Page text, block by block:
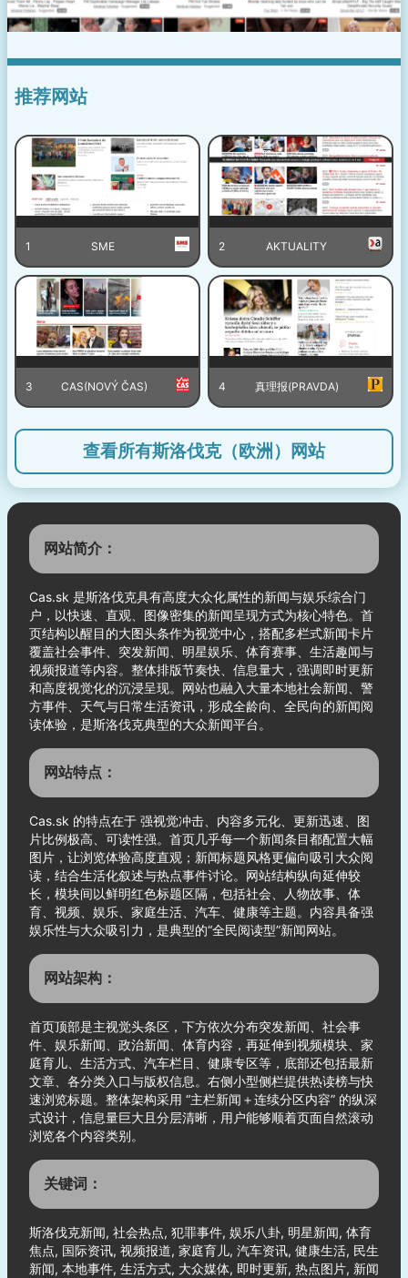
推荐网站
1 SME 2 AKTUALITY
3 CAS(NOVÝ ČAS) 4 真理报(PRAVDA)
查看所有斯洛伐克（欧洲）网站
网站简介：
Cas.sk 是斯洛伐克具有高度大众化属性的新闻与娱乐综合门
户，以快速、直观、图像密集的新闻呈现方式为核心特色。首
页结构以醒目的大图头条作为视觉中心，搭配多栏式新闻卡片
覆盖社会事件、突发新闻、明星娱乐、体育赛事、生活趣闻与
视频报道等内容。整体排版节奏快、信息量大，强调即时更新
和高度视觉化的沉浸呈现。网站也融入大量本地社会新闻、警
方事件、天气与日常生活资讯，形成全龄向、全民向的新闻阅
读体验，是斯洛伐克典型的大众新闻平台。
网站特点：
Cas.sk 的特点在于 强视觉冲击、内容多元化、更新迅速、图
片比例极高、可读性强。首页几乎每一个新闻条目都配置大幅
图片，让浏览体验高度直观；新闻标题风格更偏向吸引大众阅
读，结合生活化叙述与热点事件讨论。网站结构纵向延伸较
长，模块间以鲜明红色标题区隔，包括社会、人物故事、体
育、视频、娱乐、家庭生活、汽车、健康等主题。内容具备强
娱乐性与大众吸引力，是典型的“全民阅读型”新闻网站。
网站架构：
首页顶部是主视觉头条区，下方依次分布突发新闻、社会事
件、娱乐新闻、政治新闻、体育内容，再延伸到视频模块、家
庭育儿、生活方式、汽车栏目、健康专区等，底部还包括最新
文章、各分类入口与版权信息。右侧小型侧栏提供热读榜与快
速浏览标题。整体架构采用 “主栏新闻＋连续分区内容” 的纵深
式设计，信息量巨大且分层清晰，用户能够顺着页面自然滚动
浏览各个内容类别。
关键词：
斯洛伐克新闻, 社会热点, 犯罪事件, 娱乐八卦, 明星新闻, 体育
焦点, 国际资讯, 视频报道, 家庭育儿, 汽车资讯, 健康生活, 民生
新闻, 本地事件, 生活方式, 大众媒体, 即时更新, 热点图片, 新闻